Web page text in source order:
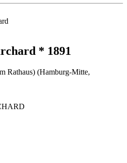
* 1891
Rathaus) (Hamburg-Mitte,